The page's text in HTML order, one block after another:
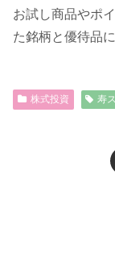
お試し商品やポ
た銘柄と優待品
株式投資 寿